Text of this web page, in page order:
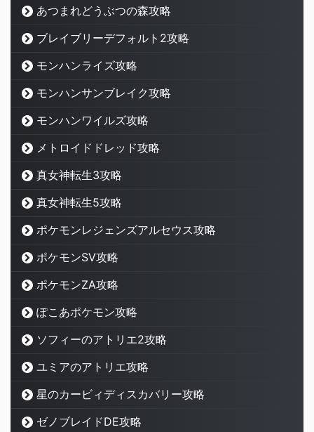
あつまれどうぶつの森攻略
ブレイブリーデフォルト2攻略
モンハンライズ攻略
モンハンサンブレイク攻略
モンハンワイルズ攻略
メトロイドドレッド攻略
真女神転生3攻略
真女神転生5攻略
ポケモンレジェンズアルセウス攻略
ポケモンSV攻略
ポケモンZA攻略
ぽこあポケモン攻略
ソフィーのアトリエ2攻略
ユミアのアトリエ攻略
星のカービィディスカバリー攻略
ゼノブレイドDE攻略